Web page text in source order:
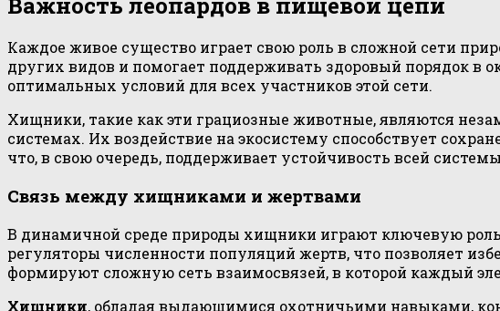
Каждое живое существо играет свою роль в сложной сети
других видов и помогает поддерживать здоровый порядок в
оптимальных условий для всех участников этой сети.
Хищники, такие как эти грациозные животные, являются
системах. Их воздействие на экосистему способствует
что, в свою очередь, поддерживает устойчивость всей
Связь между хищниками и жертвами
В динамичной среде природы хищники играют ключевую
регуляторы численности популяций жертв, что позволяет
формируют сложную сеть взаимосвязей, в которой каждый
Хищники, обладая выдающимися охотничьими навыками,